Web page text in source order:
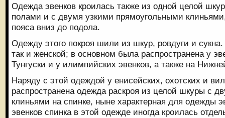
Одежда эвенков кроилась также из одной целой
полами и с двумя узкими прямоугольными
пояса вниз до подола.
Одежду этого покроя шили из шкур, ровдуги и
так и женской; в основном была распространена у
Тунгуски и у илимпийских эвенков, а также на
Наряду с этой одеждой у енисейских, охотских и
распространена одежда раскроя из целой шкуры с
клиньями на спинке, ныне характерная для одежды
эвенков спинка в этой одежде иногда кроилась